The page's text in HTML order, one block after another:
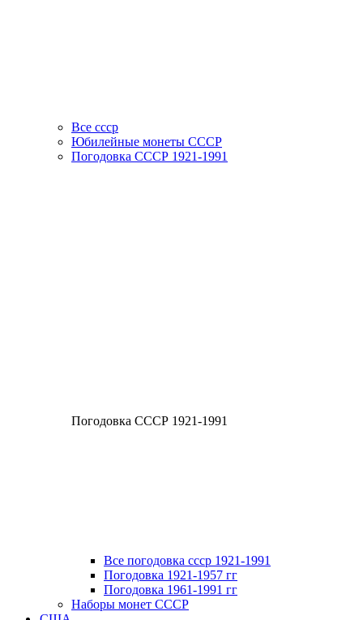
Все ссср
Юбилейные монеты СССР
Погодовка СССР 1921-1991
Погодовка СССР 1921-1991
Все погодовка ссср 1921-1991
Погодовка 1921-1957 гг
Погодовка 1961-1991 гг
Наборы монет СССР